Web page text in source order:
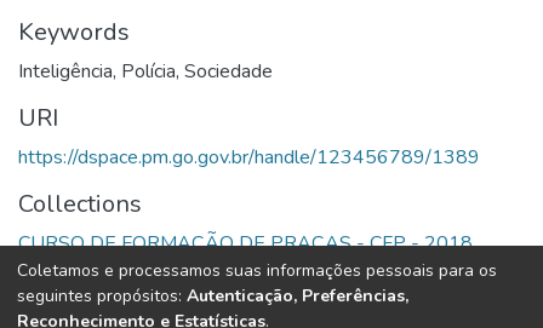
Keywords
Inteligência, Polícia, Sociedade
URI
https://dspace.pm.go.gov.br/handle/123456789/1389
Collections
CURSO DE FORMAÇÃO DE PRAÇAS - CFP - 2018
Full item page
Coletamos e processamos suas informações pessoais para os
seguintes propósitos: Autenticação, Preferências,
Reconhecimento e Estatísticas.